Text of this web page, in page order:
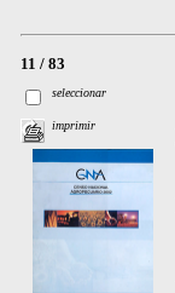
11 / 83
seleccionar
imprimir